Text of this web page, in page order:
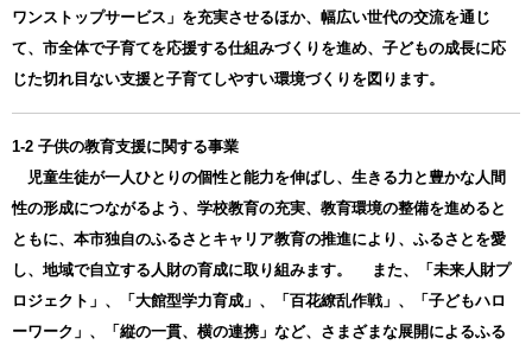
ワンストップサービス」を充実させるほか、幅広い世代の交流を通じ
て、市全体で子育てを応援する仕組みづくりを進め、子どもの成長に応
じた切れ目ない支援と子育てしやすい環境づくりを図ります。
1-2 子供の教育支援に関する事業
児童生徒が一人ひとりの個性と能力を伸ばし、生きる力と豊かな人間
性の形成につながるよう、学校教育の充実、教育環境の整備を進めると
ともに、本市独自のふるさとキャリア教育の推進により、ふるさとを愛
し、地域で自立する人財の育成に取り組みます。 また、「未来人財プ
ロジェクト」、「大館型学力育成」、「百花繚乱作戦」、「子どもハロ
ーワーク」、「縦の一貫、横の連携」など、さまざまな展開によるふる